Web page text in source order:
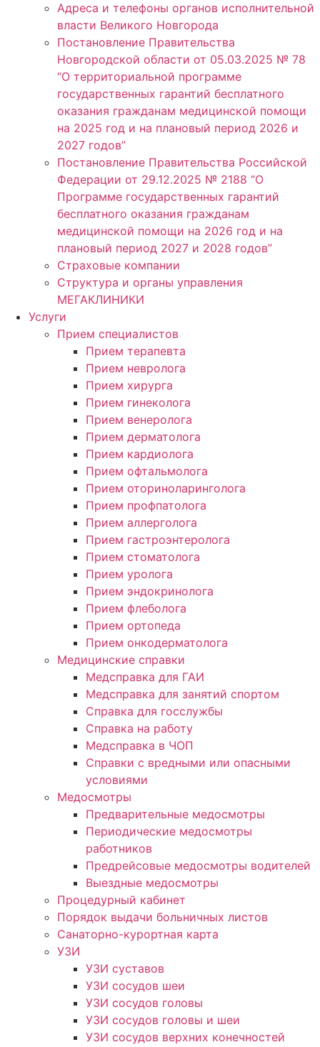
Адреса и телефоны органов исполнительной
власти Великого Новгорода
Постановление Правительства
Новгородской области от 05.03.2025 № 78
“О территориальной программе
государственных гарантий бесплатного
оказания гражданам медицинской помощи
на 2025 год и на плановый период 2026 и
2027 годов”
Постановление Правительства Российской
Федерации от 29.12.2025 № 2188 “О
Программе государственных гарантий
бесплатного оказания гражданам
медицинской помощи на 2026 год и на
плановый период 2027 и 2028 годов”
Страховые компании
Структура и органы управления
МЕГАКЛИНИКИ
Услуги
Прием специалистов
Прием терапевта
Прием невролога
Прием хирурга
Прием гинеколога
Прием венеролога
Прием дерматолога
Прием кардиолога
Прием офтальмолога
Прием оториноларинголога
Прием профпатолога
Прием аллерголога
Прием гастроэнтеролога
Прием стоматолога
Прием уролога
Прием эндокринолога
Прием флеболога
Прием ортопеда
Прием онкодерматолога
Медицинские справки
Медсправка для ГАИ
Медсправка для занятий спортом
Справка для госслужбы
Справка на работу
Медсправка в ЧОП
Справки с вредными или опасными
условиями
Медосмотры
Предварительные медосмотры
Периодические медосмотры
работников
Предрейсовые медосмотры водителей
Выездные медосмотры
Процедурный кабинет
Порядок выдачи больничных листов
Санаторно-курортная карта
УЗИ
УЗИ суставов
УЗИ сосудов шеи
УЗИ сосудов головы
УЗИ сосудов головы и шеи
УЗИ сосудов верхних конечностей